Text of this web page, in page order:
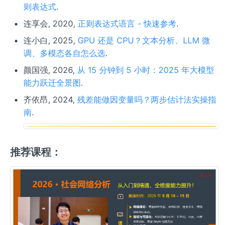
则表达式.
连享会, 2020, 正则表达式语言 - 快速参考.
连小白, 2025, GPU 还是 CPU？文本分析、LLM 微
调、多模态各自怎么选.
颜国强, 2026, 从 15 分钟到 5 小时：2025 年大模型
能力跃迁全景图.
齐依昂, 2024, 残差能做因变量吗？两步估计法实操指
南.
推荐课程：